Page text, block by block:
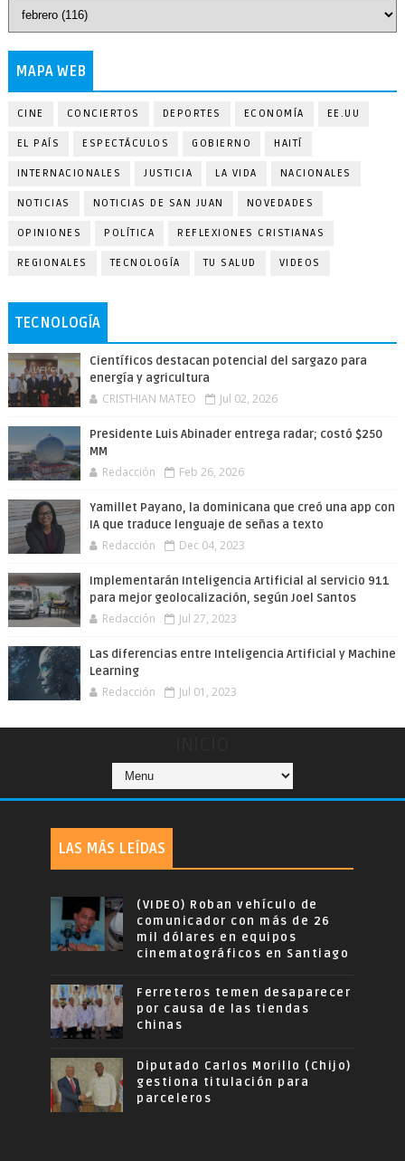
MAPA WEB
CINE CONCIERTOS DEPORTES ECONOMÍA EE.UU
EL PAÍS ESPECTÁCULOS GOBIERNO HAITÍ
INTERNACIONALES JUSTICIA LA VIDA NACIONALES
NOTICIAS NOTICIAS DE SAN JUAN NOVEDADES
OPINIONES POLÍTICA REFLEXIONES CRISTIANAS
REGIONALES TECNOLOGÍA TU SALUD VIDEOS
TECNOLOGÍA
Científicos destacan potencial del sargazo para
energía y agricultura
CRISTHIAN MATEO Jul 02, 2026
Presidente Luis Abinader entrega radar; costó $250
MM
Redacción Feb 26, 2026
Yamillet Payano, la dominicana que creó una app con
IA que traduce lenguaje de señas a texto
Redacción Dec 04, 2023
Implementarán Inteligencia Artificial al servicio 911
para mejor geolocalización, según Joel Santos
Redacción Jul 27, 2023
Las diferencias entre Inteligencia Artificial y Machine
Learning
Redacción Jul 01, 2023
LAS MÁS LEÍDAS
(VIDEO) Roban vehículo de
comunicador con más de 26
mil dólares en equipos
cinematográficos en Santiago
Ferreteros temen desaparecer
por causa de las tiendas
chinas
Diputado Carlos Morillo (Chijo)
gestiona titulación para
parceleros